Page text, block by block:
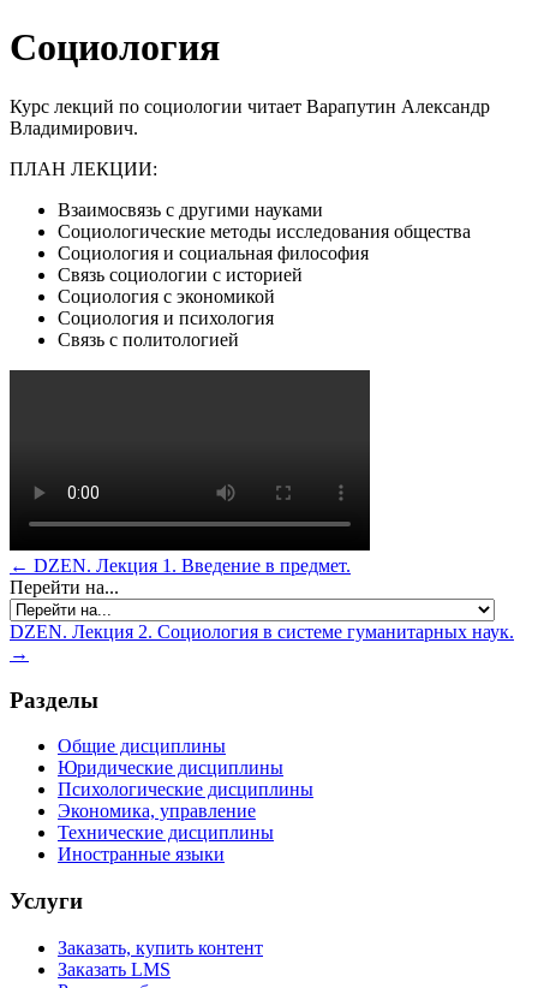
Социология
Курс лекций по социологии читает Варапутин Александр
Владимирович.
ПЛАН ЛЕКЦИИ:
Взаимосвязь с другими науками
Социологические методы исследования общества
Социология и социальная философия
Связь социологии с историей
Социология с экономикой
Социология и психология
Связь с политологией
← DZEN. Лекция 1. Введение в предмет.
Перейти на...
DZEN. Лекция 2. Социология в системе гуманитарных наук.
→
Разделы
Общие дисциплины
Юридические дисциплины
Психологические дисциплины
Экономика, управление
Технические дисциплины
Иностранные языки
Услуги
Заказать, купить контент
Заказать LMS